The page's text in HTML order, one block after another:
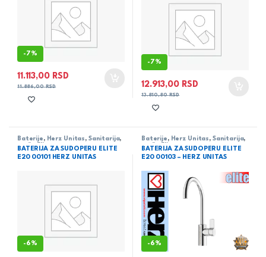
-7%
11.113,00 RSD
11.886,00RSD
-7%
12.913,00 RSD
13.810,80RSD
Baterije , Herz Unitas , Sanitarija,
serija Elite
BATERIJA ZA SUDOPERU ELITE
E20 00101 HERZ UNITAS
-6%
Baterije , Herz Unitas , Sanitarija,
serija Elite
BATERIJA ZA SUDOPERU ELITE
E20 00103 – HERZ UNITAS
-6%